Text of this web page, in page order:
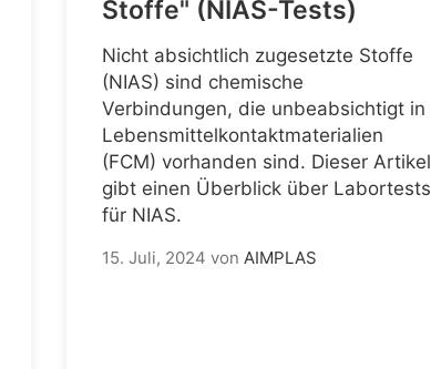
Stoffe" (NIAS-Tests)
Nicht absichtlich zugesetzte Stoffe
(NIAS) sind chemische
Verbindungen, die unbeabsichtigt in
Lebensmittelkontaktmaterialien
(FCM) vorhanden sind. Dieser Artikel
gibt einen Überblick über Labortests
für NIAS.
15. Juli, 2024 von AIMPLAS